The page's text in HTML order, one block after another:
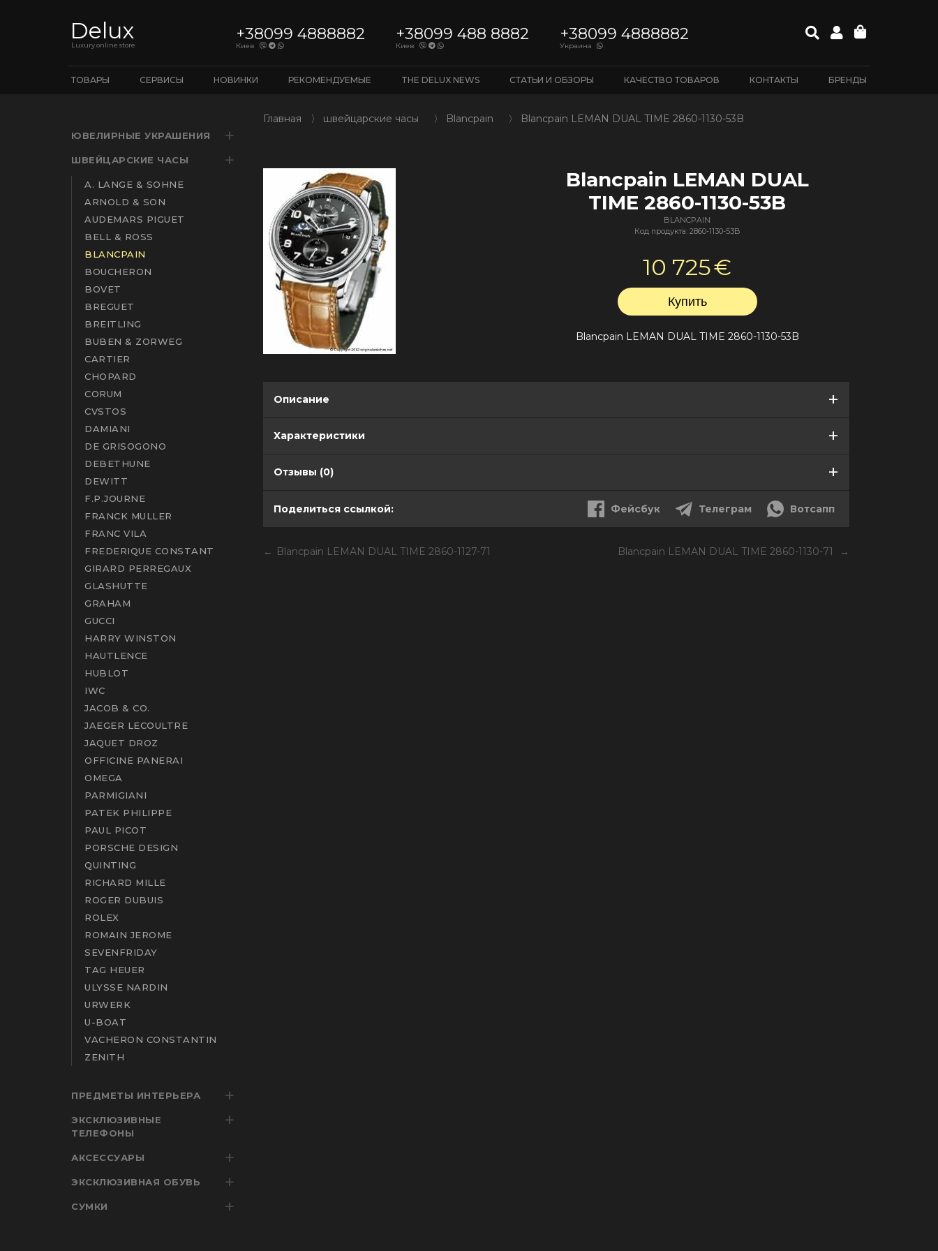
Delux
Luxury online store
+38099 4888882
Киев
+38099 488 8882
Киев
+38099 4888882
Украина
ТОВАРЫ СЕРВИСЫ НОВИНКИ РЕКОМЕНДУЕМЫЕ THE DELUX NEWS СТАТЬИ И ОБЗОРЫ КАЧЕСТВО ТОВАРОВ КОНТАКТЫ БРЕНДЫ
ЮВЕЛИРНЫЕ УКРАШЕНИЯ
ШВЕЙЦАРСКИЕ ЧАСЫ
A. LANGE & SOHNE
ARNOLD & SON
AUDEMARS PIGUET
BELL & ROSS
BLANCPAIN
BOUCHERON
BOVET
BREGUET
BREITLING
BUBEN & ZORWEG
CARTIER
CHOPARD
CORUM
CVSTOS
DAMIANI
DE GRISOGONO
DEBETHUNE
DEWITT
F.P.JOURNE
FRANCK MULLER
FRANC VILA
FREDERIQUE CONSTANT
GIRARD PERREGAUX
GLASHUTTE
GRAHAM
GUCCI
HARRY WINSTON
HAUTLENCE
HUBLOT
IWC
JACOB & CO.
JAEGER LECOULTRE
JAQUET DROZ
OFFICINE PANERAI
OMEGA
PARMIGIANI
PATEK PHILIPPE
PAUL PICOT
PORSCHE DESIGN
QUINTING
RICHARD MILLE
ROGER DUBUIS
ROLEX
ROMAIN JEROME
SEVENFRIDAY
TAG HEUER
ULYSSE NARDIN
URWERK
U-BOAT
VACHERON CONSTANTIN
ZENITH
ПРЕДМЕТЫ ИНТЕРЬЕРА
ЭКСКЛЮЗИВНЫЕ
ТЕЛЕФОНЫ
АКСЕССУАРЫ
ЭКСКЛЮЗИВНАЯ ОБУВЬ
СУМКИ
Главная 〉 швейцарские часы 〉 Blancpain 〉 Blancpain LEMAN DUAL TIME 2860-1130-53B
Blancpain LEMAN DUAL
TIME 2860-1130-53B
BLANCPAIN
Код продукта: 2860-1130-53B
10 725€
Blancpain LEMAN DUAL TIME 2860-1130-53B
Описание
Характеристики
Отзывы (0)
Поделиться ссылкой: Фейсбук Телеграм Вотсапп
Blancpain LEMAN DUAL TIME 2860-1127-71 Blancpain LEMAN DUAL TIME 2860-1130-71